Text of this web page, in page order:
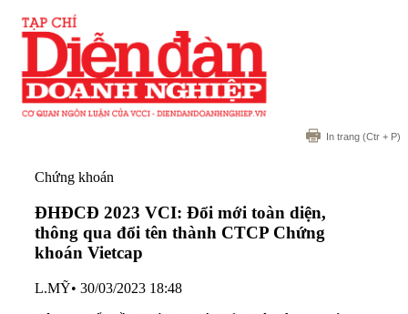
In trang (Ctr + P)
Chứng khoán
ĐHĐCĐ 2023 VCI: Đổi mới toàn diện,
thông qua đổi tên thành CTCP Chứng
khoán Vietcap
L.MỸ• 30/03/2023 18:48